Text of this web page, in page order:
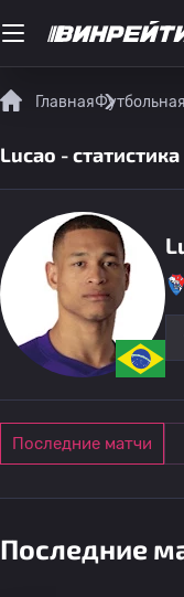
Главная
Lucao -
Последние матчи
Последние